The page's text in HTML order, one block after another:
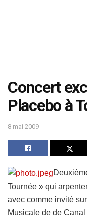
Concert
Placebo à
8 mai 2009
Tournée » qui
avec comme invité
Musicale de de